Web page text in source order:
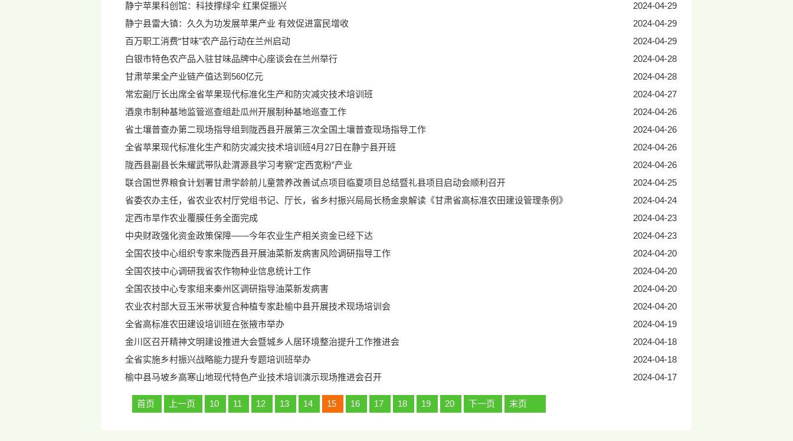
静宁苹果科创馆：科技撑绿伞 红果促振兴
2024-04-29
静宁县雷大镇：久久为功发展苹果产业 有效促进富民增收
2024-04-29
百万职工消费“甘味”农产品行动在兰州启动
2024-04-29
白银市特色农产品入驻甘味品牌中心座谈会在兰州举行
2024-04-28
甘肃苹果全产业链产值达到560亿元
2024-04-28
常宏副厅长出席全省苹果现代标准化生产和防灾减灾技术培训班
2024-04-27
酒泉市制种基地监管巡查组赴瓜州开展制种基地巡查工作
2024-04-26
省土壤普查办第二现场指导组到陇西县开展第三次全国土壤普查现场指导工作
2024-04-26
全省苹果现代标准化生产和防灾减灾技术培训班4月27日在静宁县开班
2024-04-26
陇西县副县长朱耀武带队赴渭源县学习考察“定西宽粉”产业
2024-04-26
联合国世界粮食计划署甘肃学龄前儿童营养改善试点项目临夏项目总结暨礼县项目启动会顺利召开
2024-04-25
省委农办主任，省农业农村厅党组书记、厅长，省乡村振兴局局长杨金泉解读《甘肃省高标准农田建设管理条例》
2024-04-24
定西市旱作农业覆膜任务全面完成
2024-04-23
中央财政强化资金政策保障——今年农业生产相关资金已经下达
2024-04-23
全国农技中心组织专家来陇西县开展油菜新发病害风险调研指导工作
2024-04-20
全国农技中心调研我省农作物种业信息统计工作
2024-04-20
全国农技中心专家组来秦州区调研指导油菜新发病害
2024-04-20
农业农村部大豆玉米带状复合种植专家赴榆中县开展技术现场培训会
2024-04-20
全省高标准农田建设培训班在张掖市举办
2024-04-19
金川区召开精神文明建设推进大会暨城乡人居环境整治提升工作推进会
2024-04-18
全省实施乡村振兴战略能力提升专题培训班举办
2024-04-18
榆中县马坡乡高寒山地现代特色产业技术培训演示现场推进会召开
2024-04-17
首页 上一页 10 11 12 13 14 15 16 17 18 19 20 下一页 末页